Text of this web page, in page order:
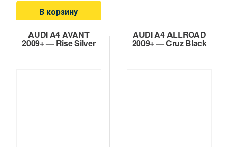
В корзину
AUDI A4 AVANT
2009+ — Rise Silver
AUDI A4 ALLROAD
2009+ — Cruz Black